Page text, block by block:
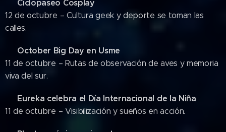
Ciclopaseo Cosplay
12 de octubre – Cultura geek y deporte se toman las
calles.
October Big Day en Usme
11 de octubre – Rutas de observación de aves y memoria
viva del sur.
Eureka celebra el Día Internacional de la Niña
11 de octubre – Visibilización y sueños en acción.